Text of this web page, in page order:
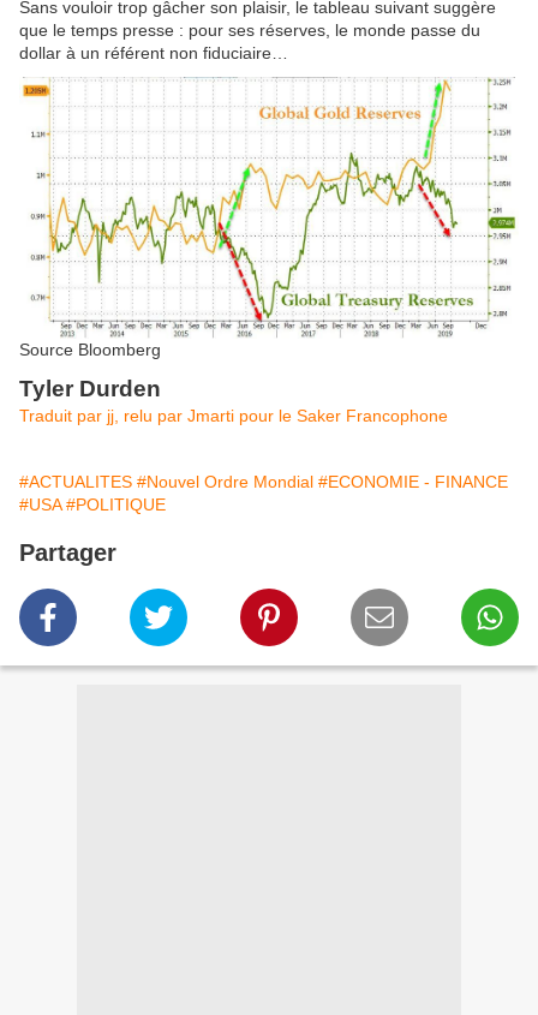
Sans vouloir trop gâcher son plaisir, le tableau suivant suggère
que le temps presse : pour ses réserves, le monde passe du
dollar à un référent non fiduciaire…
Source Bloomberg
Tyler Durden
Traduit par jj, relu par Jmarti pour le Saker Francophone
#ACTUALITES #Nouvel Ordre Mondial #ECONOMIE - FINANCE
#USA #POLITIQUE
Partager